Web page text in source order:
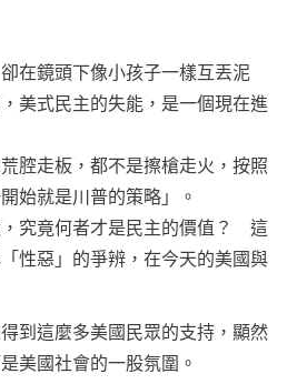
在鏡頭下像小孩子一樣互丟泥
美式民主的失能，是一個現在進
腔走板，都不是擦槍走火，按照
始就是川普的策略」。
究竟何者才是民主的價值？ 這
性惡」的爭辨，在今天的美國與
到這麼多美國民眾的支持，顯然
美國社會的一股氛圍。